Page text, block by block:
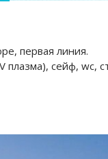
первая линия.
сейф, wc,